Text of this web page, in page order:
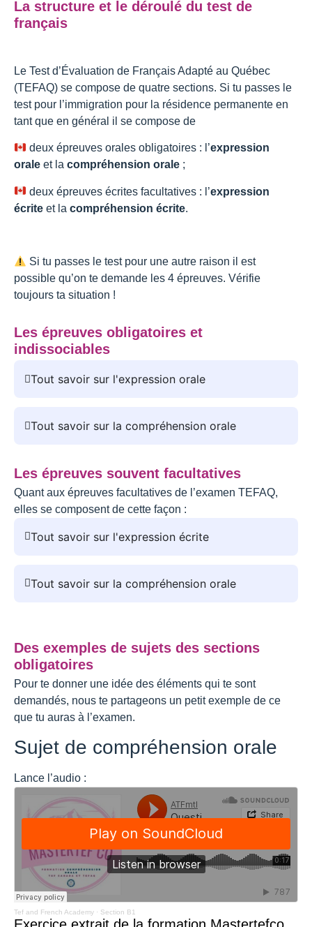
La structure et le déroulé du test de
français
Le Test d’Évaluation de Français Adapté au Québec
(TEFAQ) se compose de quatre sections. Si tu passes le
test pour l’immigration pour la résidence permanente en
tant que en général il se compose de
deux épreuves orales obligatoires : l’expression
orale et la compréhension orale ;
deux épreuves écrites facultatives : l’expression
écrite et la compréhension écrite.
Si tu passes le test pour une autre raison il est
possible qu’on te demande les 4 épreuves. Vérifie
toujours ta situation !
Les épreuves obligatoires et
indissociables
Tout savoir sur l'expression orale
Tout savoir sur la compréhension orale
Les épreuves souvent facultatives
Quant aux épreuves facultatives de l’examen TEFAQ,
elles se composent de cette façon :
Tout savoir sur l'expression écrite
Tout savoir sur la compréhension orale
Des exemples de sujets des sections
obligatoires
Pour te donner une idée des éléments qui te sont
demandés, nous te partageons un petit exemple de ce
que tu auras à l’examen.
Sujet de compréhension orale
Lance l’audio :
Tef and French Academy · Section B1